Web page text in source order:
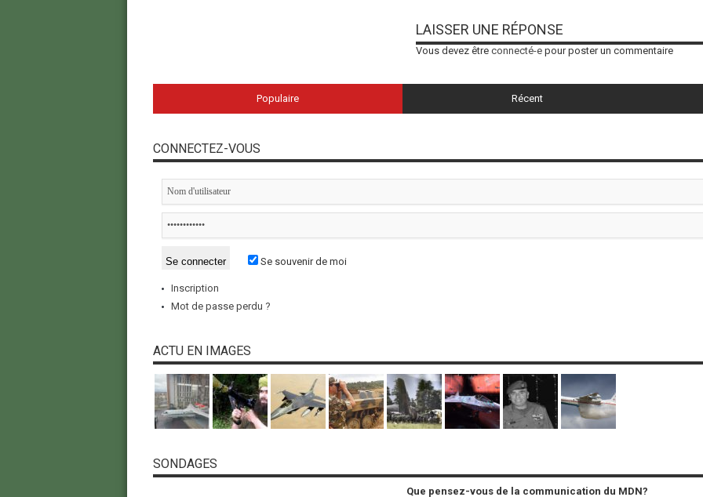
LAISSER UNE RÉPONSE
Vous devez être connecté-epour poster un commentaire
Populaire Récent
CONNECTEZ-VOUS
Se souvenir de moi
Inscription
Mot de passe perdu ?
ACTU EN IMAGES
SONDAGES
Que pensez-vous de la communication du MDN?